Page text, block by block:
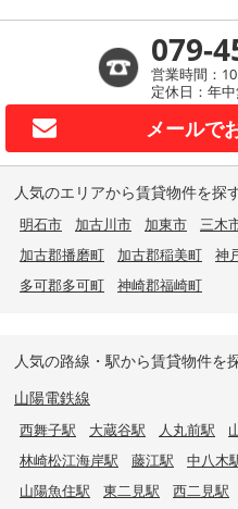
079-
営業時間：
定休日：年
メールで
人気のエリアから賃貸物件を探
明石市 加古川市 加東市 三木
加古郡播磨町
加古郡稲美町 神
多可郡多可町
神崎郡福崎町
人気の路線・駅から賃貸物件を
山陽電鉄線
西舞子駅 大蔵谷駅 人丸前駅
林崎松江海岸駅
藤江駅 中八木
山陽魚住駅
東二見駅 西二見駅